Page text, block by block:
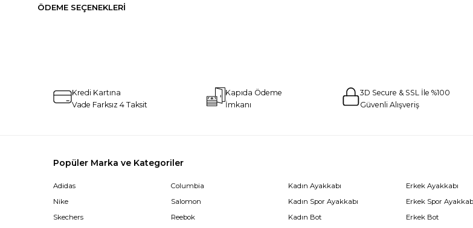
ÖDEME SEÇENEKLERI
Kredi Kartına
Vade Farksız 4 Taksit
Kapıda Ödeme
İmkanı
3D Secure & SSL İle %100
Güvenli Alışveriş
Popüler Marka ve Kategoriler
Adidas
Nike
Skechers
Columbia
Salomon
Reebok
Kadın Ayakkabı
Kadın Spor Ayakkabı
Kadın Bot
Erkek Ayakkabı
Erkek Spor
Erkek Bot